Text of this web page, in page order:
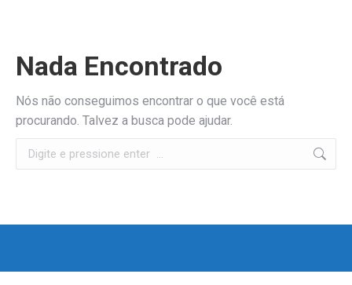
Nada Encontrado
Nós não conseguimos encontrar o que você está
procurando. Talvez a busca pode ajudar.
Search: